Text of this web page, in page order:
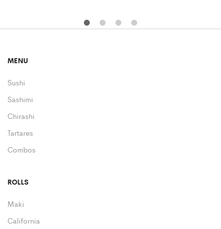
MENU
Sushi
Sashimi
Chirashi
Tartares
Combos
ROLLS
Maki
California